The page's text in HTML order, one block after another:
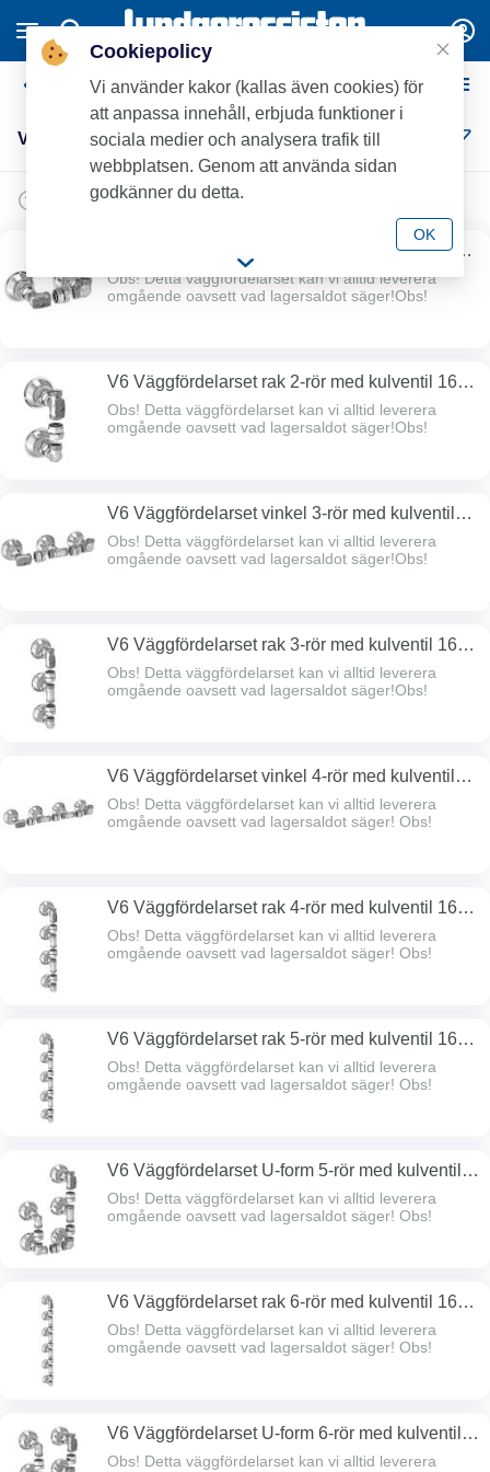
V6 Väggfördelarset
V6 Väggfördelarset (18)
V6 Väggfördelarset vinkel 2-rör med kulventil
Obs! Detta väggfördelarset kan vi alltid leverera
omgående oavsett vad lagersaldot säger!Obs!
V6 Väggfördelarset rak 2-rör med kulventil 16-
matning
Obs! Detta väggfördelarset kan vi alltid leverera
omgående oavsett vad lagersaldot säger!Obs!
V6 Väggfördelarset vinkel 3-rör med kulventil
16-matning
Obs! Detta väggfördelarset kan vi alltid leverera
omgående oavsett vad lagersaldot säger!Obs!
V6 Väggfördelarset rak 3-rör med kulventil 16-
matning
Obs! Detta väggfördelarset kan vi alltid leverera
omgående oavsett vad lagersaldot säger!Obs!
V6 Väggfördelarset vinkel 4-rör med kulventil
16-matning
Obs! Detta väggfördelarset kan vi alltid leverera
omgående oavsett vad lagersaldot säger! Obs!
V6 Väggfördelarset rak 4-rör med kulventil 16-
matning
Obs! Detta väggfördelarset kan vi alltid leverera
omgående oavsett vad lagersaldot säger! Obs!
V6 Väggfördelarset rak 5-rör med kulventil 16-
matning
Obs! Detta väggfördelarset kan vi alltid leverera
omgående oavsett vad lagersaldot säger! Obs!
V6 Väggfördelarset U-form 5-rör med kulventil
16-matning
Obs! Detta väggfördelarset kan vi alltid leverera
omgående oavsett vad lagersaldot säger! Obs!
V6 Väggfördelarset rak 6-rör med kulventil 16-
matning
Obs! Detta väggfördelarset kan vi alltid leverera
omgående oavsett vad lagersaldot säger! Obs!
V6 Väggfördelarset U-form 6-rör med kulventil
16-matning
Obs! Detta väggfördelarset kan vi alltid leverera
Cookiepolicy
Vi använder kakor (kallas även cookies) för
att anpassa innehåll, erbjuda funktioner i
sociala medier och analysera trafik till
webbplatsen. Genom att använda sidan
godkänner du detta.
OK